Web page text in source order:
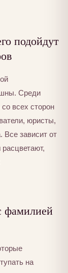
подойдут
Среди
всех сторон
юристы,
Все зависит от
фамилией
на